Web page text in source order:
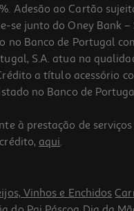
Beltax Bsf4039 50 W
Adesão ao Cartão
se junto do Oney Bank –
no Banco de Portugal
S.A. atua na
a título acessório
no Banco de
à prestação de serviços
aqui.
Vinhos e Enchidos